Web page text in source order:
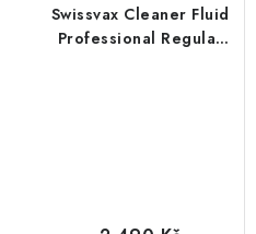
Swissvax Cleaner Fluid
Professional Regular